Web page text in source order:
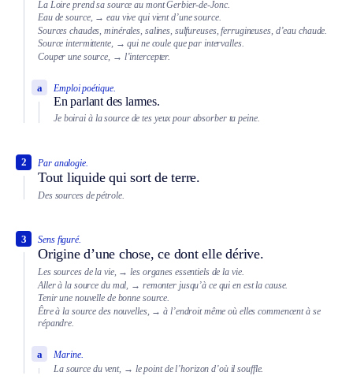
La Loire prend sa source au mont Gerbier-de-Jonc.
Eau de source, → eau vive qui vient d’une source.
Sources chaudes, minérales, salines, sulfureuses, ferrugineuses, d’eau chaude.
Source intermittente, → qui ne coule que par intervalles.
Couper une source, → l’intercepter.
Emploi poétique.
En parlant des larmes.
a
Je boirai à la source de tes yeux pour absorber ta peine.
Par analogie.
Tout liquide qui sort de terre.
2
Des sources de pétrole.
Sens figuré.
Origine d’une chose, ce dont elle dérive.
3
Les sources de la vie, → les organes essentiels de la vie.
Aller à la source du mal, → remonter jusqu’à ce qui en est la cause.
Tenir une nouvelle de bonne source.
Être à la source des nouvelles, → à l’endroit même où elles commencent à se
répandre.
Marine.
a
La source du vent, → le point de l’horizon d’où il souffle.